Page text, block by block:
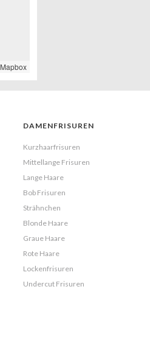
Mapbox
DAMENFRISUREN
Kurzhaarfrisuren
Mittellange Frisuren
Lange Haare
Bob Frisuren
Strähnchen
Blonde Haare
Graue Haare
Rote Haare
Lockenfrisuren
Undercut Frisuren